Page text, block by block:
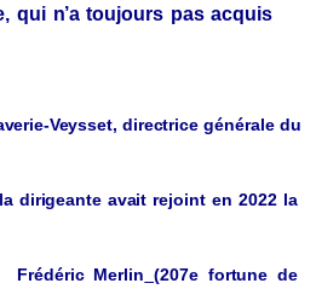
,qui n’a toujourspas acquis
erie-Veysset, directricegénérale du
la dirigeante avait rejointen 2022 la
Frédéric Merlin (207e fortune de